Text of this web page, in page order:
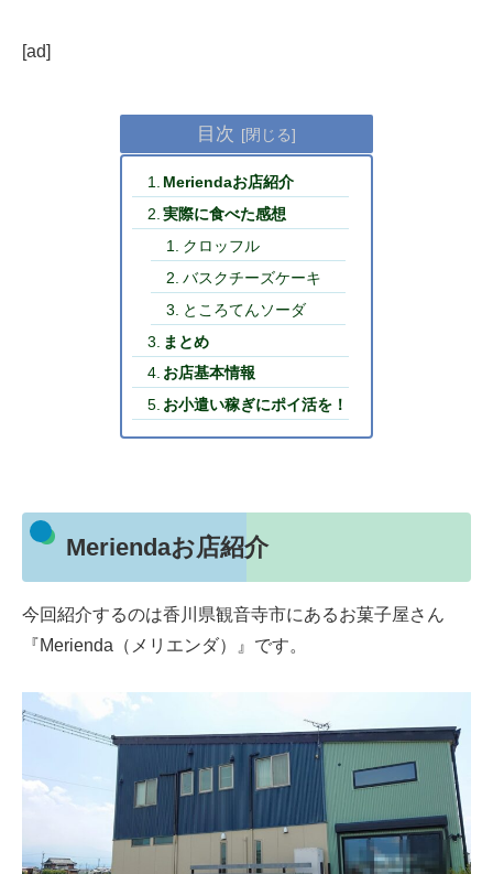
[ad]
目次
Meriendaお店紹介
実際に食べた感想
クロッフル
バスクチーズケーキ
ところてんソーダ
まとめ
お店基本情報
お小遣い稼ぎにポイ活を！
Meriendaお店紹介
今回紹介するのは香川県観音寺市にあるお菓子屋さん
『Merienda（メリエンダ）』です。